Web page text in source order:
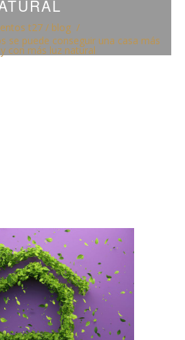
t27/ blog /
se puede conseguir una casa más
con más luz natural